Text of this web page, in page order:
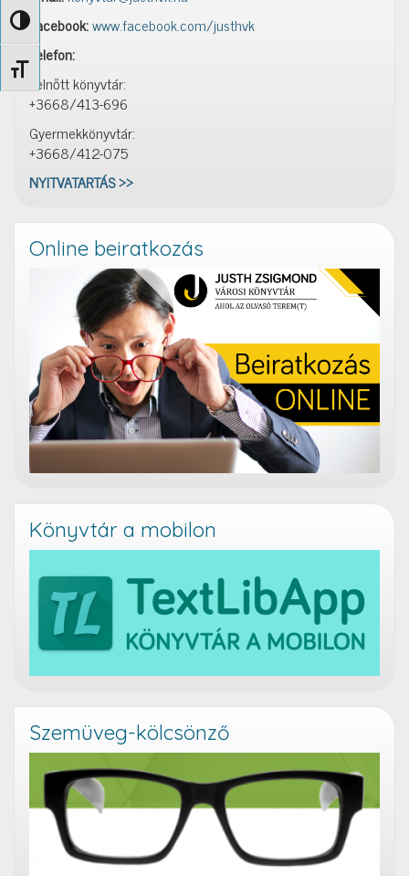
Nagy kontraszt váltása
Betűméret váltása
Facebook:www.facebook.com/justhvk
Telefon:
Felnőtt könyvtár:
+3668/413-696
Gyermekkönyvtár:
+3668/412-075
NYITVATARTÁS >>
Online beiratkozás
Könyvtár a mobilon
Szemüveg-kölcsönző